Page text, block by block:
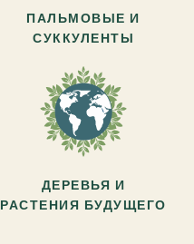
ПАЛЬМОВЫЕ И
СУККУЛЕНТЫ
ДЕРЕВЬЯ И
РАСТЕНИЯ БУДУЩЕГО